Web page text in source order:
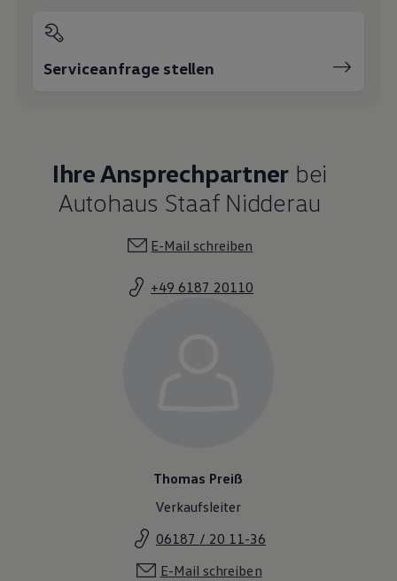
Serviceanfrage stellen
Ihre Ansprechpartner bei
Autohaus Staaf Nidderau
E-Mail schreiben
+49 6187 20110
Thomas Preiß
Verkaufsleiter
06187 / 20 11-36
E-Mail schreiben